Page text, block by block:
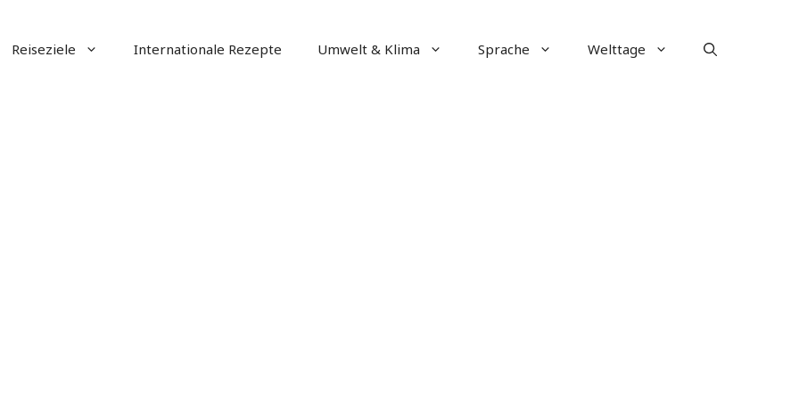
Reiseziele Internationale Rezepte Umwelt & Klima Sprache Welttage